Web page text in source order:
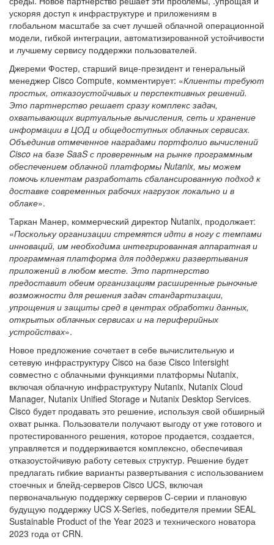
ускоряя доступ к инфраструктуре и приложениям в
глобальном масштабе за счет лучшей облачной операционной
модели, гибкой интеграции, автоматизированной устойчивости
и лучшему сервису поддержки пользователей.
Джереми Фостер, старший вице-президент и генеральный
менеджер Cisco Compute, комментирует: «Клиенты требуют
простых, отказоустойчивых и перспективных решений.
Это партнерство решает сразу комплекс задач,
охватывающих виртуальные вычисления, сеть и хранение
информации в ЦОД и общедоступных облачных сервисах.
Объединив отмеченное наградами портфолио вычислений
Cisco на базе SaaS с проверенным на рынке программным
обеспечением облачной платформы Nutanix, мы можем
помочь клиентам разработать сбалансированную подход к
доставке современных рабочих нагрузок локально и в
облаке».
Таркан Манер, коммерческий директор Nutanix, продолжает:
«Поскольку организации стремятся идти в ногу с темпами
инноваций, им необходима интегрированная аппаратная и
программная платформа для поддержки развертывания
приложений в любом месте. Это партнерство
предоставит обеим организациям расширенные рыночные
возможности для решения задач стандартизации,
упрощения и защиты сред в центрах обработки данных,
открытых облачных сервисах и на периферийных
устройствах».
Новое предложение сочетает в себе вычислительную и
сетевую инфраструктуру Cisco на базе Cisco Intersight
совместно с облачными функциями платформы Nutanix,
включая облачную инфраструктуру Nutanix, Nutanix Cloud
Manager, Nutanix Unified Storage и Nutanix Desktop Services.
Cisco будет продавать это решение, используя свой обширный
охват рынка. Пользователи получают выгоду от уже готового и
протестированного решения, которое продается, создается,
управляется и поддерживается комплексно, обеспечивая
отказоустойчивую работу сетевых структур. Решение будет
предлагать гибкие варианты развертывания с использованием
стоечных и блейд-серверов Cisco UCS, включая
первоначальную поддержку серверов C-серии и плановую
будущую поддержку UCS X-Series, победителя премии SEAL
Sustainable Product of the Year 2023 и технического новатора
2023 года от CRN.